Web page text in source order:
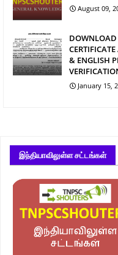
August 09,
DOWNLOAD
& ENGLISH
January 15,
இந்தியாவிலுள்ள சட்டங்கள்